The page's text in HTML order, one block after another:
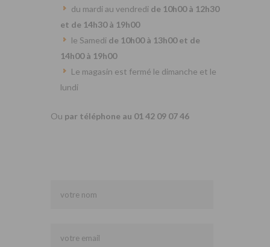
du mardi au vendredi de 10h00 à 12h30
et de 14h30 à 19h00
le Samedi de 10h00 à 13h00 et de
14h00 à 19h00
Le magasin est fermé le dimanche et le
lundi
Ou par téléphone au 01 42 09 07 46